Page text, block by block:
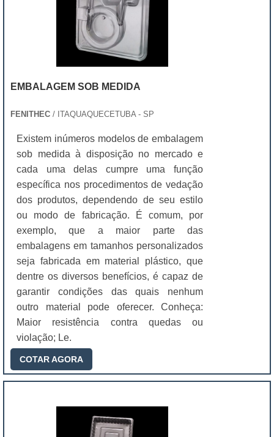
EMBALAGEM SOB MEDIDA
FENITHEC / ITAQUAQUECETUBA - SP
Existem inúmeros modelos de embalagem
sob medida à disposição no mercado e
cada uma delas cumpre uma função
específica nos procedimentos de vedação
dos produtos, dependendo de seu estilo
ou modo de fabricação. É comum, por
exemplo, que a maior parte das
embalagens em tamanhos personalizados
seja fabricada em material plástico, que
dentre os diversos benefícios, é capaz de
garantir condições das quais nenhum
outro material pode oferecer. Conheça:
Maior resistência contra quedas ou
violação; Le.
COTAR AGORA